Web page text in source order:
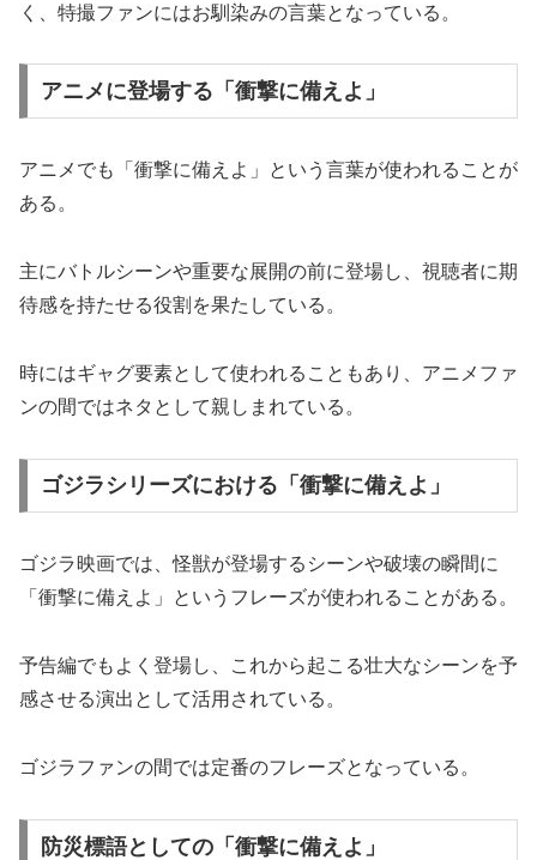
く、特撮ファンにはお馴染みの言葉となっている。
アニメに登場する「衝撃に備えよ」
アニメでも「衝撃に備えよ」という言葉が使われることが
ある。
主にバトルシーンや重要な展開の前に登場し、視聴者に期
待感を持たせる役割を果たしている。
時にはギャグ要素として使われることもあり、アニメファ
ンの間ではネタとして親しまれている。
ゴジラシリーズにおける「衝撃に備えよ」
ゴジラ映画では、怪獣が登場するシーンや破壊の瞬間に
「衝撃に備えよ」というフレーズが使われることがある。
予告編でもよく登場し、これから起こる壮大なシーンを予
感させる演出として活用されている。
ゴジラファンの間では定番のフレーズとなっている。
防災標語としての「衝撃に備えよ」